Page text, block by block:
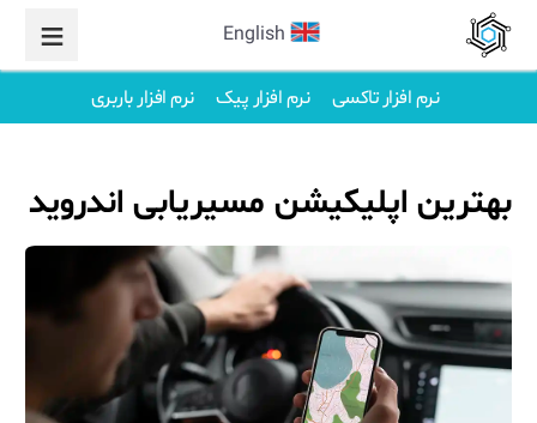
English
نرم افزار تاکسی نرم افزار پیک نرم افزار باربری
بهترین اپلیکیشن مسیریابی اندروید